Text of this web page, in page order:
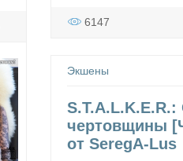
6147
Экшены
чертовщины
от SeregA-Lus